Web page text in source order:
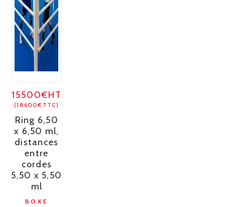
15500€HT
(18600€TTC)
Ring 6,50
x 6,50 ml,
distances
entre
cordes
5,50 x 5,50
ml
BOXE